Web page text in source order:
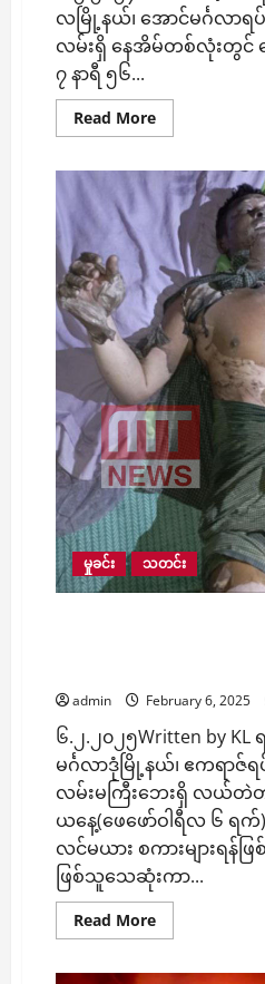
ယနေ့
လွှဲပြောင်း
လမြို့နယ်၊ အောင်မင်္ဂလာရ
လမ်းရှိ နေအိမ်တစ်လုံးတွင်
၇ နာရီ ၅၆...
Read MoreRead
more
ဒယ်
အပူ
လွန်ကဲ
ရာက
ဒ
လ
မှာ
လူ
နေအိမ်
၅
လုံး
နီးပါး
မီးလောင်
မှုခင်း သတင်း
admin February 6, 2025
၆.၂.၂၀၂၅Written by
မင်္ဂလာဒုံမြို့နယ်၊ ဧကရာဇ်
လမ်းမကြီးဘေးရှိ လယ်
ယနေ့(ဖေဖော်ဝါရီလ ၆ ရ
လင်မယား စကားများရန်​ဖ
ဖြစ်သူသေဆုံးကာ...
Read MoreRead
more